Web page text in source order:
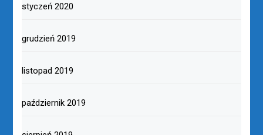
styczeń 2020
grudzień 2019
listopad 2019
październik 2019